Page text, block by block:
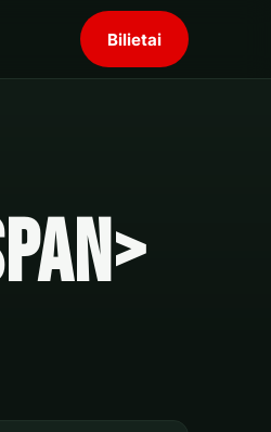
Bilietai